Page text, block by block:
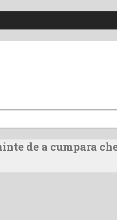
de a cumpara